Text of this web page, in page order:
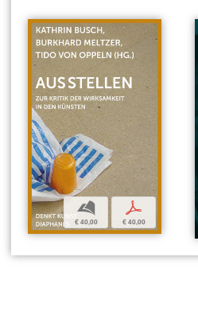
b
€ 40,00
p
€ 40,00